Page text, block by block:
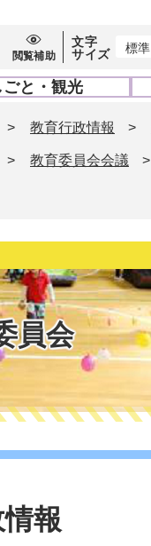
閲覧補助
文字
サイズ
標準
ごと・観光
> 教育行政情報 >
> 教育委員会会議 >
員会
報